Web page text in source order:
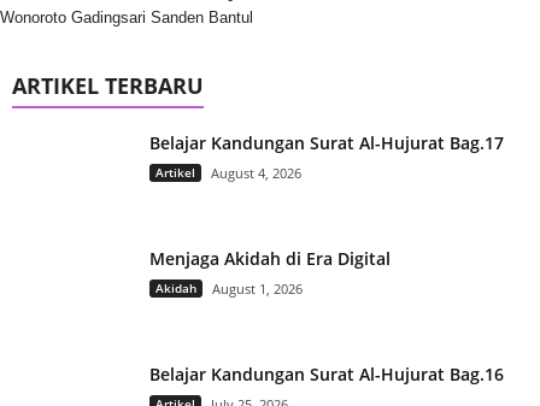
Wonoroto Gadingsari Sanden Bantul
ARTIKEL TERBARU
Belajar Kandungan Surat Al-Hujurat Bag.17
Artikel August 4, 2026
Menjaga Akidah di Era Digital
Akidah August 1, 2026
Belajar Kandungan Surat Al-Hujurat Bag.16